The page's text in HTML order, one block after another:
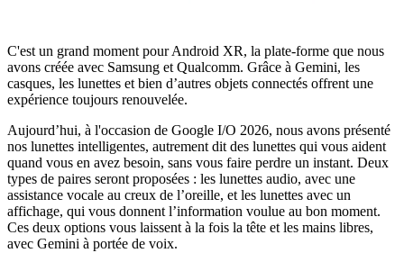
C'est un grand moment pour Android XR, la plate-forme que nous
avons créée avec Samsung et Qualcomm. Grâce à Gemini, les
casques, les lunettes et bien d’autres objets connectés offrent une
expérience toujours renouvelée.
Aujourd’hui, à l'occasion de Google I/O 2026, nous avons présenté
nos lunettes intelligentes, autrement dit des lunettes qui vous aident
quand vous en avez besoin, sans vous faire perdre un instant. Deux
types de paires seront proposées : les lunettes audio, avec une
assistance vocale au creux de l’oreille, et les lunettes avec un
affichage, qui vous donnent l’information voulue au bon moment.
Ces deux options vous laissent à la fois la tête et les mains libres,
avec Gemini à portée de voix.